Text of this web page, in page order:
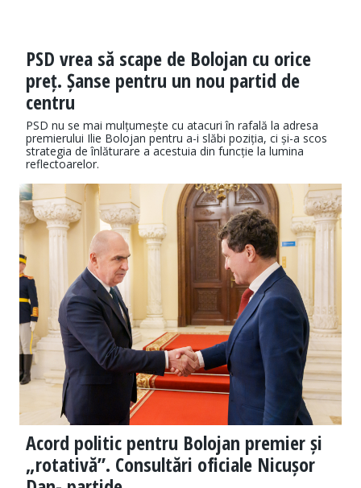
PSD vrea să scape de Bolojan cu orice
preț. Șanse pentru un nou partid de
centru
PSD nu se mai mulțumește cu atacuri în rafală la adresa
premierului Ilie Bolojan pentru a-i slăbi poziția, ci și-a scos
strategia de înlăturare a acestuia din funcție la lumina
reflectoarelor.
Acord politic pentru Bolojan premier și
„rotativă”. Consultări oficiale Nicușor